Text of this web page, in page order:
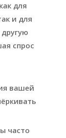
для
и для
спрос
вашей
часто